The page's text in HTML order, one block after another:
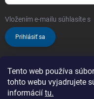
Tento web používa
tohto webu vyjadrujete
informácií tu.
Vložením e-mailu súhlasíte s
Prihlásiť sa